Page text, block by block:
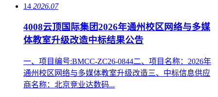
14 2026.07
4008云顶国际集团2026年通州校区网络与多媒
体教室升级改造中标结果公告
一、项目编号:BMCC-ZC26-0844二、项目名称：2026年
通州校区网络与多媒体教室升级改造三、中标信息供应
商名称：北京竞业达数码...